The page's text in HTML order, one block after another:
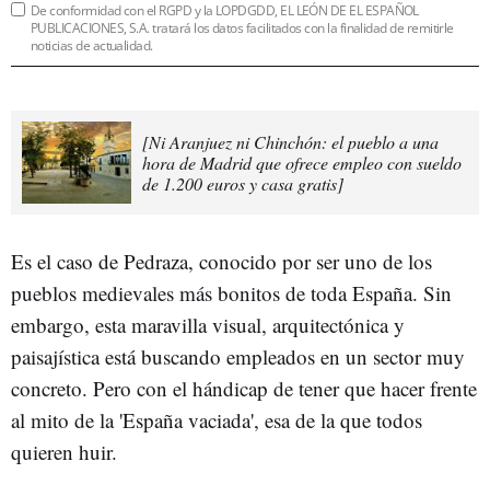
De conformidad con el RGPD y la LOPDGDD, EL LEÓN DE EL ESPAÑOL
PUBLICACIONES, S.A. tratará los datos facilitados con la finalidad de remitirle
noticias de actualidad.
[Ni Aranjuez ni Chinchón: el pueblo a una
hora de Madrid que ofrece empleo con sueldo
de 1.200 euros y casa gratis]
Es el caso de Pedraza, conocido por ser uno de los
pueblos medievales más bonitos de toda España. Sin
embargo, esta maravilla visual, arquitectónica y
paisajística está buscando empleados en un sector muy
concreto. Pero con el hándicap de tener que hacer frente
al mito de la 'España vaciada', esa de la que todos
quieren huir.